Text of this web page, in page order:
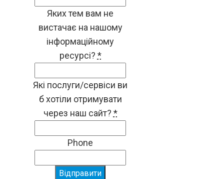
Яких тем вам не
вистачає на нашому
інформаційному
ресурсі? *
Які послуги/сервіси ви
б хотіли отримувати
через наш сайт? *
Phone
Відправити